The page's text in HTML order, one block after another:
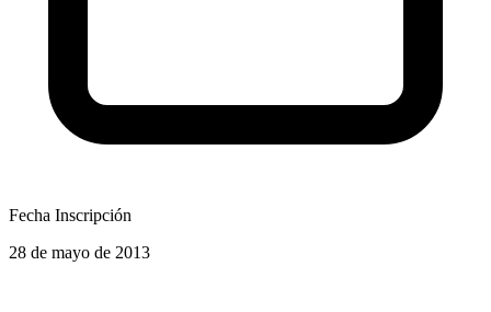
Fecha Inscripción
28 de mayo de 2013